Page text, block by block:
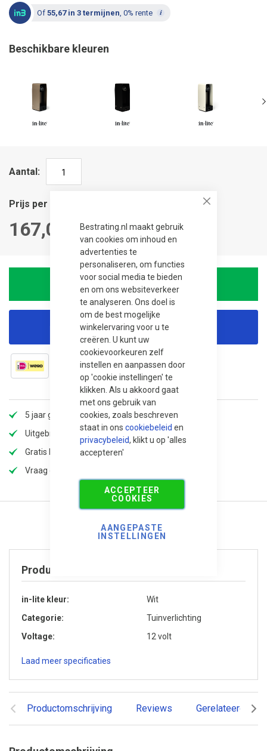
Bestrating.nl maakt gebruik
van cookies om inhoud en
advertenties te
personaliseren, om functies
voor social media te bieden
en om ons websiteverkeer
te analyseren. Ons doel is
om de best mogelijke
winkelervaring voor u te
creëren. U kunt uw
cookievoorkeuren zelf
instellen en aanpassen door
op 'cookie instellingen' te
klikken. Als u akkoord gaat
met ons gebruik van
cookies, zoals beschreven
staat in ons cookiebeleid en
privacybeleid, klikt u op 'alles
accepteren'
ACCEPTEER
COOKIES
AANGEPASTE
INSTELLINGEN
Of 55,67 in 3 termijnen, 0% rente
Beschikbare kleuren
Aantal
Prijs per stuk
167,00
In winkelwagen
Korting aanvragen
5 jaar garantie
Uitgebreid assortiment
Gratis bezorging
Vraag offerte aan voor extra korting!
Productomschrijving Reviews Gerelateerde
Product specificaties
in-lite kleur
Wit
Categorie
Tuinverlichting
Voltage
12 volt
Laad meer specificaties